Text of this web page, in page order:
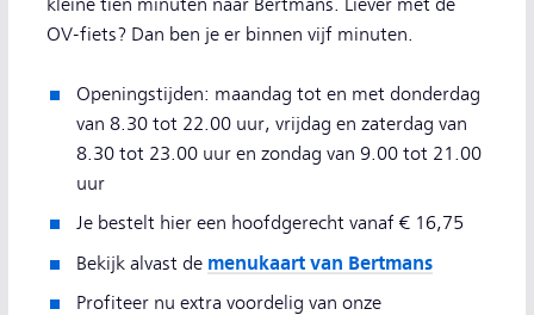
kleine tien minuten naar Bertmans. Liever met de
OV-fiets? Dan ben je er binnen vijf minuten.
Openingstijden: maandag tot en met donderdag
van 8.30 tot 22.00 uur, vrijdag en zaterdag van
8.30 tot 23.00 uur en zondag van 9.00 tot 21.00
uur
Je bestelt hier een hoofdgerecht vanaf € 16,75
Bekijk alvast de menukaart van Bertmans
Profiteer nu extra voordelig van onze